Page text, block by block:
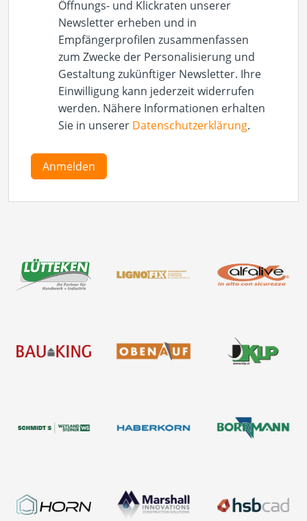
Öffnungs- und Klickraten unserer
Newsletter erheben und in
Empfängerprofilen zusammenfassen
zum Zwecke der Personalisierung und
Gestaltung zukünftiger Newsletter. Ihre
Einwilligung kann jederzeit widerrufen
werden. Nähere Informationen erhalten
Sie in unserer Datenschutzerklärung.